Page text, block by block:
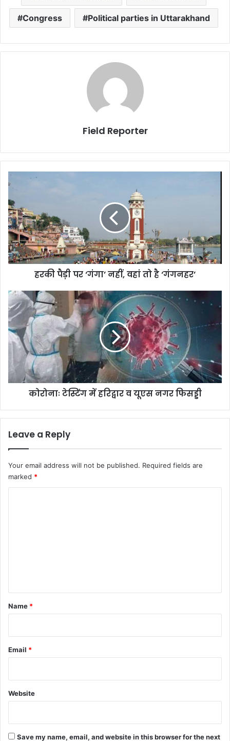
Congress Political parties in Uttarakhand
Field Reporter
हरकी
पैड़ी
पर
‘गंगा’
नहीं,
वहां
तो
है
‘गंगनहर’
हरकी पैड़ी पर ‘गंगा’ नहीं, वहां तो है ‘गंगनहर’
कोरोनाः
टेस्टिंग
में
हरिद्वार
यूएस
नगर
फिसड्डी
कोरोनाः टेस्टिंग में हरिद्वार व यूएस नगर फिसड्डी
Leave a Reply
Your email address will not be published. Required fields are
marked *
*
Name *
Email *
Website
Save my name, email, and website in this browser for the next